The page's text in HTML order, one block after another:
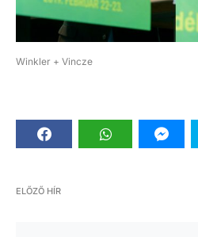
Winkler + Vincze
ELŐZŐ HÍR